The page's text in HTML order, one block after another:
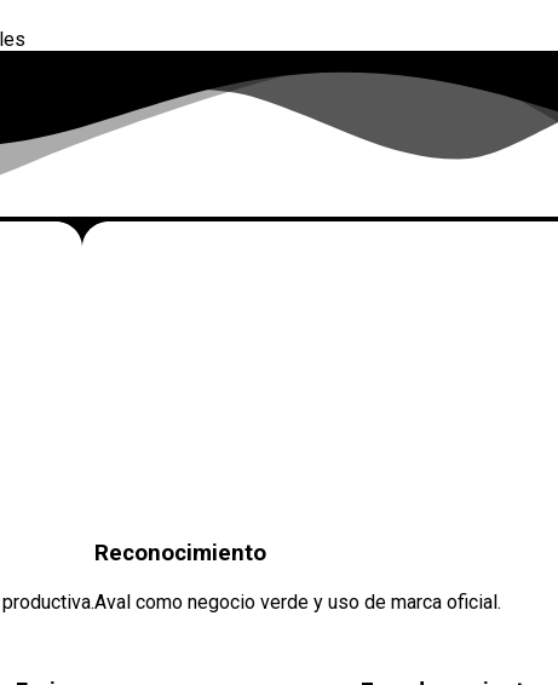
Reconocimiento
Aval como negocio verde y uso de marca oficial.